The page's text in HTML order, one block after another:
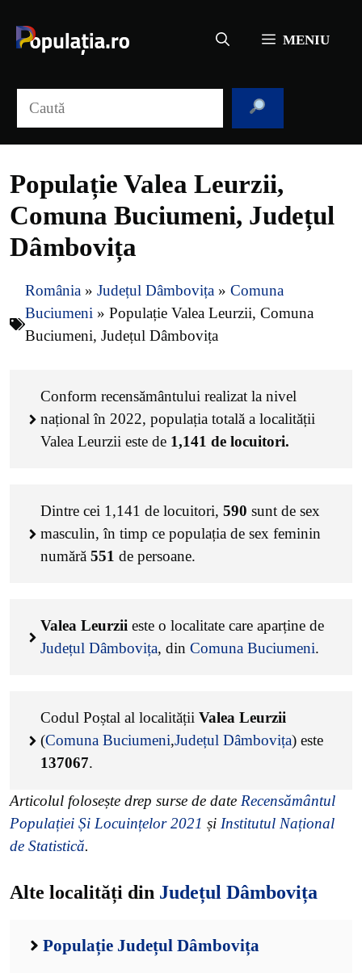
conținut
MENIU
Populație Valea Leurzii,
Comuna Buciumeni, Județul
Dâmbovița
România » Județul Dâmbovița » Comuna
Buciumeni » Populație Valea Leurzii, Comuna
Buciumeni, Județul Dâmbovița
Conform recensământului realizat la nivel
național în 2022, populația totală a localității
Valea Leurzii este de 1,141 de locuitori.
Dintre cei 1,141 de locuitori, 590 sunt de sex
masculin, în timp ce populația de sex feminin
numără 551 de persoane.
Valea Leurzii este o localitate care aparține de
Județul Dâmbovița, din Comuna Buciumeni.
Codul Poștal al localității Valea Leurzii
(Comuna Buciumeni,Județul Dâmbovița) este
137067.
Articolul folosește drep surse de date Recensământul
Populației Și Locuințelor 2021 și Institutul Național
de Statistică.
Alte localități din Județul Dâmbovița
Populație Județul Dâmbovița